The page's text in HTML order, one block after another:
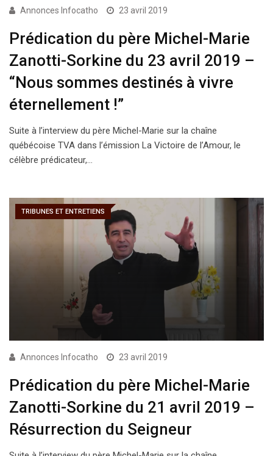
Annonces Infocatho 23 avril 2019
Prédication du père Michel-Marie
Zanotti-Sorkine du 23 avril 2019 –
“Nous sommes destinés à vivre
éternellement !”
Suite à l’interview du père Michel-Marie sur la chaîne
québécoise TVA dans l’émission La Victoire de l’Amour, le
célèbre prédicateur,…
TRIBUNES ET ENTRETIENS
Annonces Infocatho 23 avril 2019
Prédication du père Michel-Marie
Zanotti-Sorkine du 21 avril 2019 –
Résurrection du Seigneur